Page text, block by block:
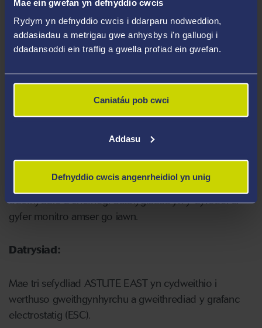
Mae ein gwefan yn defnyddio cwcis
Rydym yn defnyddio cwcis i ddarparu nodweddion,
addasiadau a metrigau gwe anhysbys i'n galluogi i
ddadansoddi ein traffig a gwella profiad ein gwefan.
Caniatáu pob cwci
Addasu
Defnyddio cwcis angenrheidiol yn unig
Mae’r Grafanc Electrostatig (ESC) yn cynnwys haenau
cerameg uwch wedi’u gosod ar gorff metel. Cysylltir
electrodau â’r cerameg i gynhyrchu’r gwefriad. Mae
silicon RTV rhwng yr haenau yn darparu cyswllt
thermol da, ac yn gwneud iawn am y gwahaniaethau o
ran ehangu thermol.
methiant posibl, er mwyn sicrhau integriti wrth ei
ddefnyddio a chefnogi datblygiadau yn y dyfodol ar
gyfer monitro amser go iawn.
Datrysiad:
Mae tri sefydliad ASTUTE EAST yn cydweithio i
werthuso gweithgynhyrchu a gweithrediad y grafanc
electrostatig (ESC).